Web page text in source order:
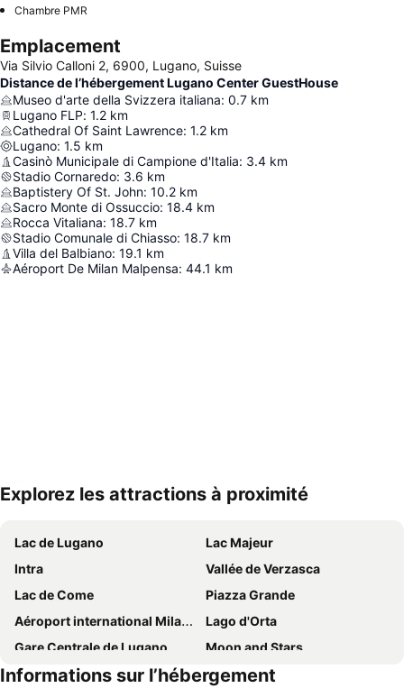
Chambre PMR
Emplacement
Via Silvio Calloni 2, 6900, Lugano, Suisse
Distance de l’hébergement Lugano Center GuestHouse
Museo d'arte della Svizzera italiana: 0.7 km
Lugano FLP: 1.2 km
Cathedral Of Saint Lawrence: 1.2 km
Lugano: 1.5 km
Casinò Municipale di Campione d'Italia: 3.4 km
Stadio Cornaredo: 3.6 km
Baptistery Of St. John: 10.2 km
Sacro Monte di Ossuccio: 18.4 km
Rocca Vitaliana: 18.7 km
Stadio Comunale di Chiasso: 18.7 km
Villa del Balbiano: 19.1 km
Aéroport De Milan Malpensa: 44.1 km
Explorez les attractions à proximité
Lac de Lugano
Lac Majeur
Intra
Vallée de Verzasca
Lac de Come
Piazza Grande
Aéroport international Milan Malpensa - Silvio Berlusconi
Lago d'Orta
Gare Centrale de Lugano
Moon and Stars
Valle Maggia
Station Locarno
Informations sur l’hébergement